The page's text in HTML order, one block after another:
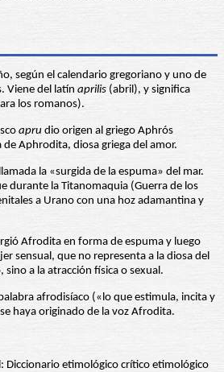
según el calendario gregoriano y uno de
Viene del latín aprilis (abril), y significa
los romanos).
apru dio origen al griego Aphrós
Aphrodita, diosa griega del amor.
la «surgida de la espuma» del mar.
durante la Titanomaquia (Guerra de los
a Urano con una hoz adamantina y
Afrodita en forma de espuma y luego
sensual, que no representa a la diosa del
a la atracción física o sexual.
afrodisíaco («lo que estimula, incita y
haya originado de la voz Afrodita.
Diccionario etimológico crítico etimológico